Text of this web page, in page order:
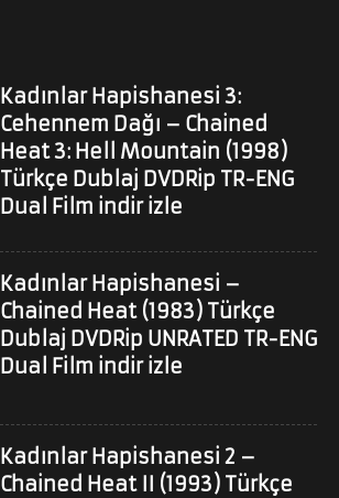
Kadınlar Hapishanesi 3:
Cehennem Dağı – Chained
Heat 3: Hell Mountain (1998)
Türkçe Dublaj DVDRip TR-ENG
Dual Film indir izle
Kadınlar Hapishanesi –
Chained Heat (1983) Türkçe
Dublaj DVDRip UNRATED TR-ENG
Dual Film indir izle
Kadınlar Hapishanesi 2 –
Chained Heat II (1993) Türkçe